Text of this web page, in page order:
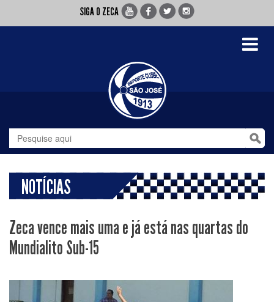
SIGA O ZECA
Toggle
NOTÍCIAS
Zeca vence mais uma e já está nas quartas do
Mundialito Sub-15